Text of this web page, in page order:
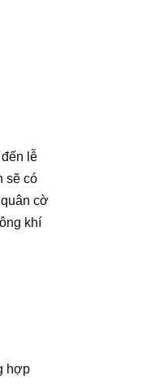
lễ
sẽ có
cờ
khí
hợp